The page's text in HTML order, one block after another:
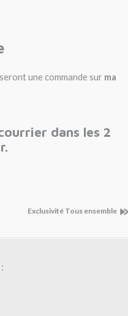
une commande sur ma
dans les 2
Exclusivité Tous ensemble